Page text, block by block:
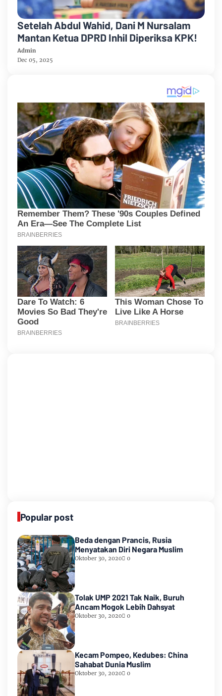
Setelah Abdul Wahid, Dani M Nursalam
Mantan Ketua DPRD Inhil Diperiksa KPK!
Admin
Dec 05, 2025
Popular post
Beda dengan Prancis, Rusia
Menyatakan Diri Negara Muslim
Oktober 30, 2020 0
Tolak UMP 2021 Tak Naik, Buruh
Ancam Mogok Lebih Dahsyat
Oktober 30, 2020 0
Kecam Pompeo, Kedubes: China
Sahabat Dunia Muslim
Oktober 30, 2020 0